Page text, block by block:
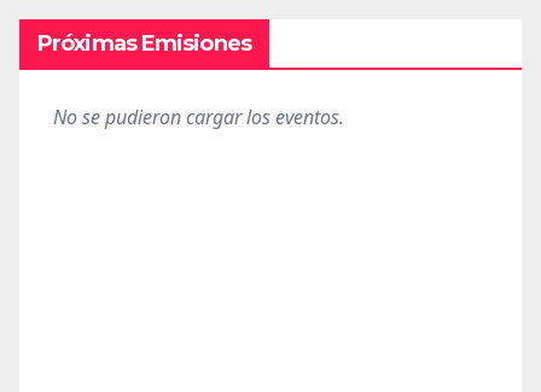
Próximas Emisiones